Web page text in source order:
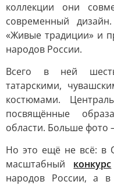
коллекции они
современный
«Живые традиции» и
народов России.
Всего в ней
татарскими,
костюмами.
посвящённые
области. Больше фото
Но это ещё не всё: в
масштабный конкурс
народов России, а в